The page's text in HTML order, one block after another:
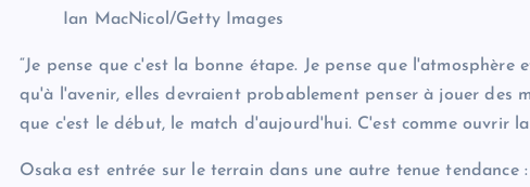
Ian MacNicol/Getty Images
“Je pense que c'est la bonne étape. Je pense que
qu'à l'avenir, elles devraient probablement penser à jouer des
que c'est le début, le match d'aujourd'hui. C'est comme ouvrir
Osaka est entrée sur le terrain dans une autre tenue